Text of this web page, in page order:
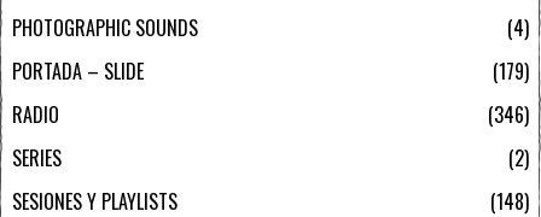
PHOTOGRAPHIC SOUNDS
4
PORTADA – SLIDE
179
RADIO
346
SERIES
2
SESIONES Y PLAYLISTS
148